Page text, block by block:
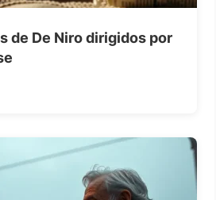
de De Niro dirigidos por